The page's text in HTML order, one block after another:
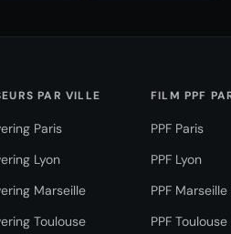
PAR VILLE
Paris
Lyon
Marseille
Toulouse
FILM PPF
PPF Paris
PPF Lyon
PPF Marseille
PPF Toulouse